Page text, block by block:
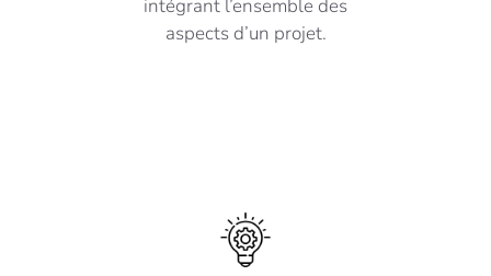
intégrant l’ensemble des
aspects d’un projet.